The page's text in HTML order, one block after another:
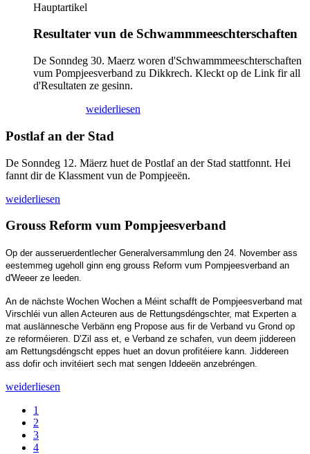
Hauptartikel
Resultater vun de Schwammmeeschterschaften
De Sonndeg 30. Maerz woren d'Schwammmeeschterschaften
vum Pompjeesverband zu Dikkrech. Kleckt op de Link fir all
d'Resultaten ze gesinn.
weiderliesen
Postlaf an der Stad
De Sonndeg 12. Mäerz huet de Postlaf an der Stad stattfonnt. Hei
fannt dir de Klassment vun de Pompjeeën.
weiderliesen
Grouss Reform vum Pompjeesverband
Op der ausseruerdentlecher Generalversammlung den 24. November ass
eestemmeg ugeholl ginn eng grouss Reform vum Pompjeesverband an
d'Weeer ze leeden.
An de nächste Wochen Wochen a Méint schafft de Pompjeesverband mat
Virschléi vun allen Acteuren aus de Rettungsdéngschter, mat Experten a
mat auslännesche Verbänn eng Propose aus fir de Verband vu Grond op
ze reforméieren. D’Zil ass et, e Verband ze schafen, vun deem jiddereen
am Rettungsdéngscht eppes huet an dovun profitéiere kann. Jiddereen
ass dofir och invitéiert sech mat sengen Iddeeën anzebréngen.
weiderliesen
1
2
3
4